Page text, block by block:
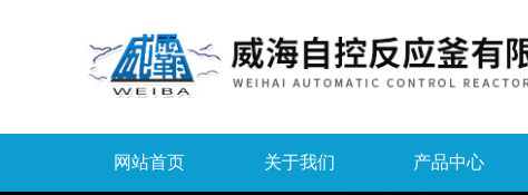
网站首页 关于我们 产品中心